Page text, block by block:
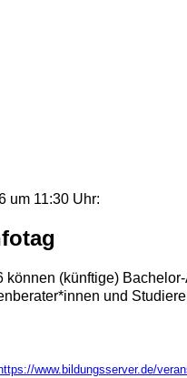
um 11:30 Uhr:
können (künftige)
und
https://www.bildungsserver.de/